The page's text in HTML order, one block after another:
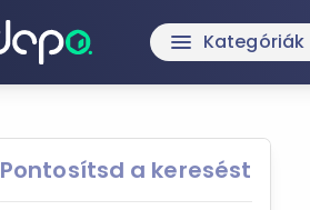
menu Kategóriák
Pontosítsd a keresést